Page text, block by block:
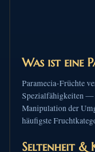
Was ist eine
Paramecia-Früchte
Spezialfähigkeiten —
Manipulation der
häufigste
Seltenheit &